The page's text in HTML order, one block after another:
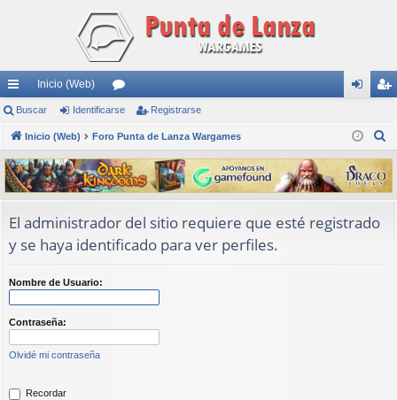
nl
ac
es
rá
pi
do
Inicio (Web)
or
os nti
fic
ar
ist
ra
rs
Buscar Identificarse Registrarse
Inicio (Web) Foro Punta de Lanza Wargames
s
c
El administrador del sitio requiere que esté registrado
y se haya identificado para ver perfiles.
Nombre de Usuario:
Contraseña:
Olvidé mi contraseña
Recordar